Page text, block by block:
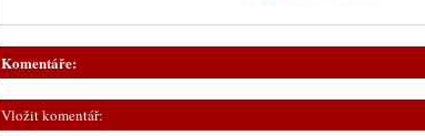
Komentáře:
Vložit komentář: